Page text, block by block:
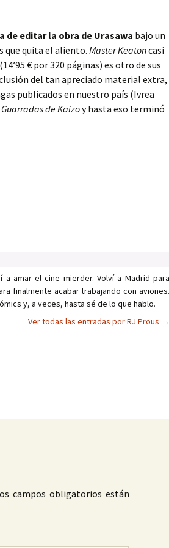
de editar la obra de Urasawa bajo un
que quita el aliento.Master Keatoncasi
€ por 320 páginas) es otro de sus
del tan apreciado material extra,
publicados en nuestro país (Ivrea
Guarradas de Kaizoy hasta eso terminó
amar el cine mierder. Volví a Madrid para
finalmente acabar trabajando con aviones.
y, a veces, hasta sé de lo que hablo.
Ver todas las entradas por RJ Prous →
campos obligatorios están